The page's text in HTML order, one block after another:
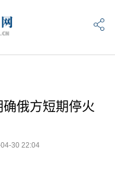
俄方短期停火
30 22:04